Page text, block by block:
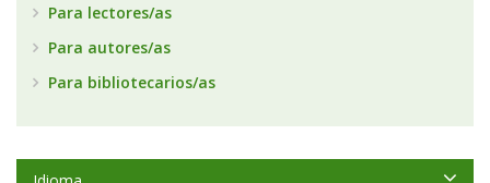
Para lectores/as
Para autores/as
Para bibliotecarios/as